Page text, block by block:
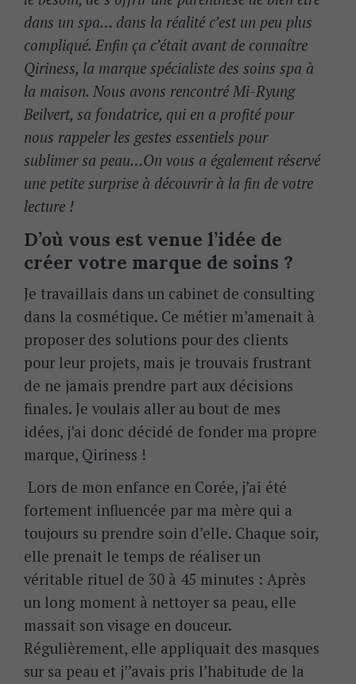
dans un spa… dans la réalité c’est un peu plus
compliqué. Enfin ça c’était avant de connaître
Qiriness, la marque spécialiste des soins spa à
la maison. Nous avons rencontré Mi-Ryung
Beilvert, sa fondatrice, qui en a profité pour
nous rappeler les gestes essentiels pour
sublimer sa peau…On vous a également réservé
une petite surprise à découvrir à la fin de votre
lecture !
D’où vous est venue l’idée de
créer votre marque de soins ?
Je travaillais dans un cabinet de consulting
dans la cosmétique. Ce métier m’amenait à
proposer des solutions pour des clients
pour leur projets, mais je trouvais frustrant
de ne jamais prendre part aux décisions
finales. Je voulais aller au bout de mes
idées, j’ai donc décidé de fonder ma propre
marque, Qiriness !
Lors de mon enfance en Corée, j’ai été
fortement influencée par ma mère qui a
toujours su prendre soin d’elle. Chaque soir,
elle prenait le temps de réaliser un
véritable rituel de 30 à 45 minutes : Après
un long moment à nettoyer sa peau, elle
massait son visage en douceur.
Régulièrement, elle appliquait des masques
sur sa peau et j’’avais pris l’habitude de la